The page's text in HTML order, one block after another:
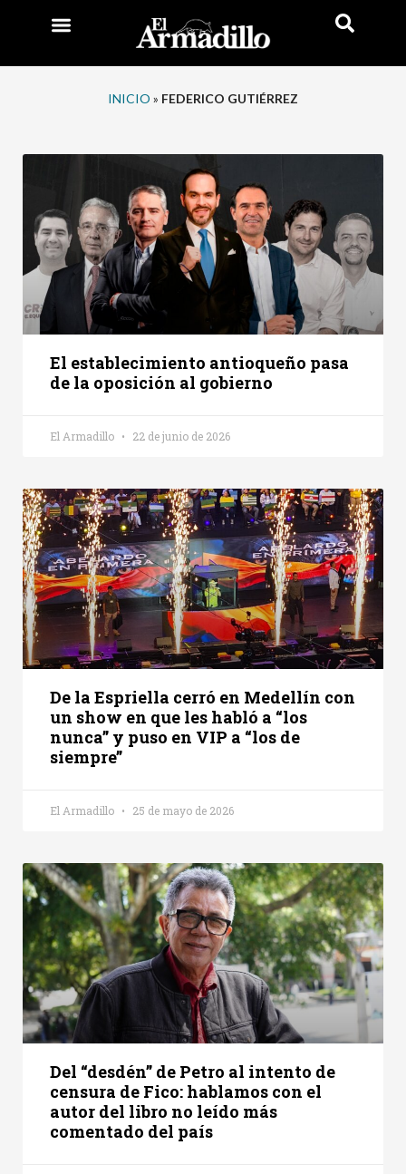
INICIO » FEDERICO GUTIÉRREZ
El establecimiento antioqueño pasa
de la oposición al gobierno
El Armadillo 22 de junio de 2026
De la Espriella cerró en Medellín con
un show en que les habló a “los
nunca” y puso en VIP a “los de
siempre”
El Armadillo 25 de mayo de 2026
Del “desdén” de Petro al intento de
censura de Fico: hablamos con el
autor del libro no leído más
comentado del país